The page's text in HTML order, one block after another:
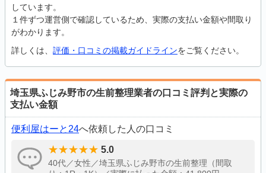
しています。
１件ずつ運営側で確認しているため、実際の支払い金額や間取り
がわかります。
詳しくは、 評価・口コミの掲載ガイドラインをご覧ください。
埼玉県ふじみ野市の生前整理業者の口コミ評判と実際の
支払い金額
便利屋はーと24へ依頼した人の口コミ
5.0
40代／女性／埼玉県ふじみ野市の生前整理（間取